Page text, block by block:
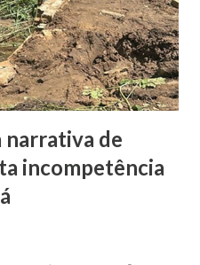
de votos brancos e nulos,
também mediu a rejeição
narrativa de
incompetência